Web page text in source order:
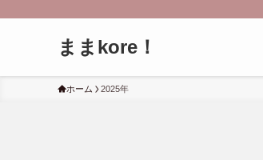
ままkore！
ホーム 2025年